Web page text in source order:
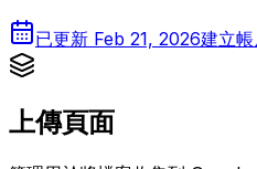
已更新 Feb 21, 2026建立帳
上傳頁面